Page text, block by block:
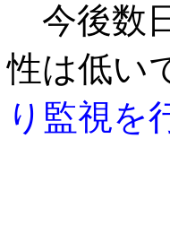
今後数
性は低い
り監視を